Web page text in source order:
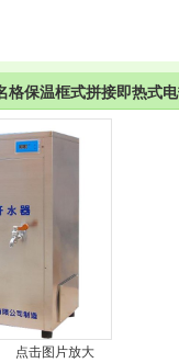
格保温框式拼接即热式
点击图片放大